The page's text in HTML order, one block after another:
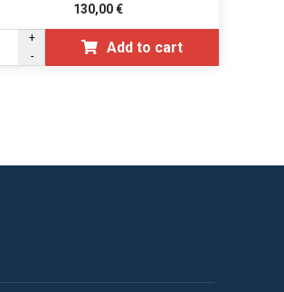
130,00€
+
-
Add to cart